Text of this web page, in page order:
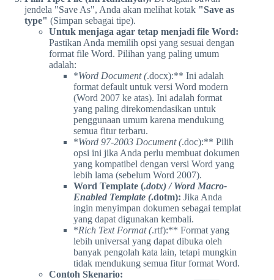
jendela "Save As", Anda akan melihat kotak "Save as
type" (Simpan sebagai tipe).
Untuk menjaga agar tetap menjadi file Word:
Pastikan Anda memilih opsi yang sesuai dengan
format file Word. Pilihan yang paling umum
adalah:
*Word Document (.docx):** Ini adalah
format default untuk versi Word modern
(Word 2007 ke atas). Ini adalah format
yang paling direkomendasikan untuk
penggunaan umum karena mendukung
semua fitur terbaru.
*Word 97-2003 Document (.doc):** Pilih
opsi ini jika Anda perlu membuat dokumen
yang kompatibel dengan versi Word yang
lebih lama (sebelum Word 2007).
Word Template (.dotx) / Word Macro-
Enabled Template (.dotm): Jika Anda
ingin menyimpan dokumen sebagai templat
yang dapat digunakan kembali.
*Rich Text Format (.rtf):** Format yang
lebih universal yang dapat dibuka oleh
banyak pengolah kata lain, tetapi mungkin
tidak mendukung semua fitur format Word.
Contoh Skenario: